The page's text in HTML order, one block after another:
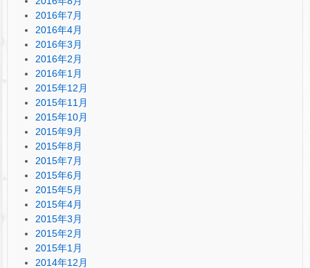
2016年7月
2016年4月
2016年3月
2016年2月
2016年1月
2015年12月
2015年11月
2015年10月
2015年9月
2015年8月
2015年7月
2015年6月
2015年5月
2015年4月
2015年3月
2015年2月
2015年1月
2014年12月